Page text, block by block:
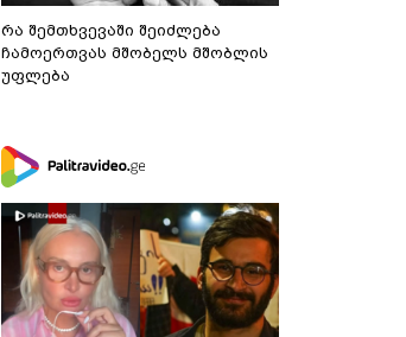
რა შემთხვევაში შეიძლება
ჩამოერთვას მშობელს მშობლის
უფლება